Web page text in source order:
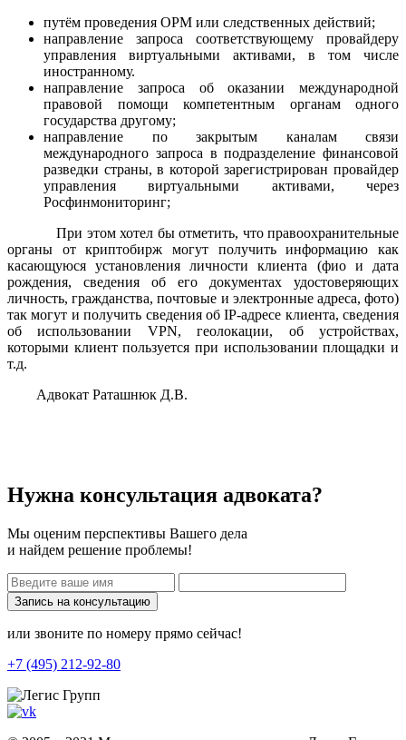
путём проведения ОРМ или следственных действий;
направление запроса соответствующему провайдеру
управления виртуальными активами, в том числе
иностранному.
направление запроса об оказании международной
правовой помощи компетентным органам одного
государства другому;
направление по закрытым каналам связи
международного запроса в подразделение финансовой
разведки страны, в которой зарегистрирован провайдер
управления виртуальными активами, через
Росфинмониторинг;
При этом хотел бы отметить, что правоохранительные
органы от криптобирж могут получить информацию как
касающуюся установления личности клиента (фио и дата
рождения, сведения об его документах удостоверяющих
личность, гражданства, почтовые и электронные адреса, фото)
так могут и получить сведения об IP-адресе клиента, сведения
об использовании VPN, геолокации, об устройствах,
которыми клиент пользуется при использовании площадки и
т.д.
Адвокат Раташнюк Д.В.
Нужна консультация адвоката?
Мы оценим перспективы Вашего дела
и найдем решение проблемы!
Запись на консультацию
или звоните по номеру прямо сейчас!
+7 (495) 212-92-80